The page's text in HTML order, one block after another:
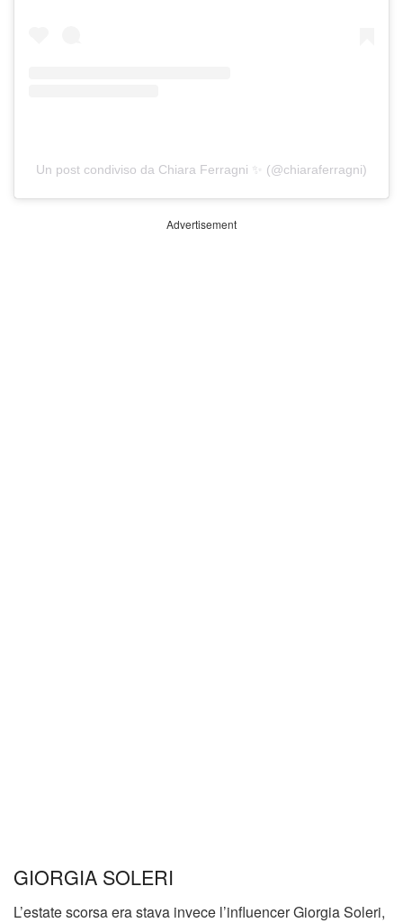
Un post condiviso da Chiara Ferragni ✨ (@chiaraferragni)
Advertisement
GIORGIA SOLERI
L’estate scorsa era stava invece l’influencer Giorgia Soleri,